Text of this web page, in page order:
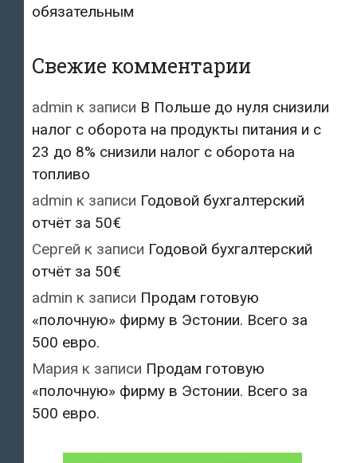
обязательным
Свежие комментарии
admin к записи В Польше до нуля снизили
налог с оборота на продукты питания и с
23 до 8% снизили налог с оборота на
топливо
admin к записи Годовой бухгалтерский
отчёт за 50€
Сергей к записи Годовой бухгалтерский
отчёт за 50€
admin к записи Продам готовую
«полочную» фирму в Эстонии. Всего за
500 евро.
Мария к записи Продам готовую
«полочную» фирму в Эстонии. Всего за
500 евро.